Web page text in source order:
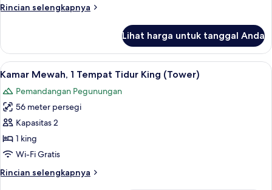
Tidur
Rincian selengkapnya
Rincian
Kamar
Standar,
2
Tidur
Queen,
Lihat harga untuk tanggal Anda
Lihat
semua
foto
untuk
Kamar
Mewah,
1
Tidur
Seprai premium, minibar, brankas,
7
Kamar Mewah, 1 Tempat Tidur King (Tower)
Pemandangan Pegunungan
56 meter persegi
Kapasitas 2
1 king
Wi-Fi Gratis
Rincian selengkapnya
Rincian